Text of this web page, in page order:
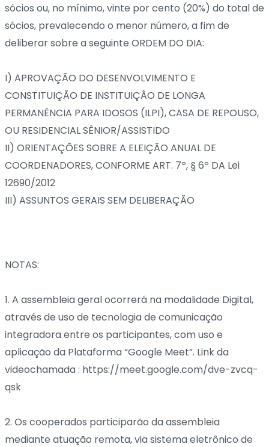
sócios ou, no mínimo, vinte por cento (20%) do total de
sócios, prevalecendo o menor número, a fim de
deliberar sobre a seguinte ORDEM DO DIA:
I) APROVAÇÃO DO DESENVOLVIMENTO E
CONSTITUIÇÃO DE INSTITUIÇÃO DE LONGA
PERMANÊNCIA PARA IDOSOS (ILPI), CASA DE REPOUSO,
OU RESIDENCIAL SÊNIOR/ASSISTIDO
II) ORIENTAÇÕES SOBRE A ELEIÇÃO ANUAL DE
COORDENADORES, CONFORME ART. 7º, § 6º DA Lei
12690/2012
III) ASSUNTOS GERAIS SEM DELIBERAÇÃO
NOTAS:
1. A assembleia geral ocorrerá na modalidade Digital,
através de uso de tecnologia de comunicação
integradora entre os participantes, com uso e
aplicação da Plataforma “Google Meet”. Link da
videochamada : https://meet.google.com/dve-zvcq-
qsk
2. Os cooperados participarão da assembleia
mediante atuação remota, via sistema eletrônico de